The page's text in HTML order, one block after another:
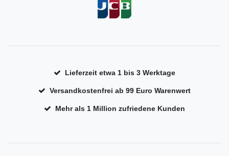
Lieferzeit etwa 1 bis 3 Werktage
Versandkostenfrei ab 99 Euro Warenwert
Mehr als 1 Million zufriedene Kunden